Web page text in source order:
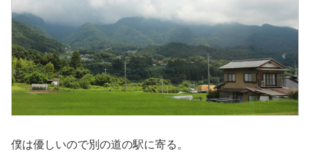
僕は優しいので別の道の駅に寄る。